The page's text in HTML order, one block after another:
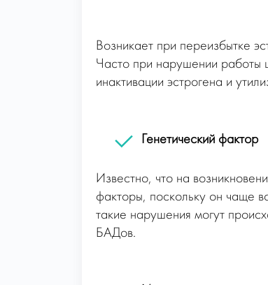
Возникает при переизбытке
Часто при нарушении работы
инактивации эстрогена и
Генетический фактор
Известно, что на
факторы, поскольку он чаще
такие нарушения могут
БАДов.